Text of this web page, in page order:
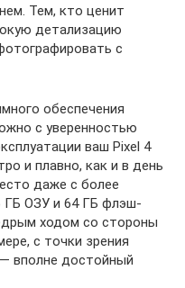
Тем, кто ценит
детализацию
с
обеспечения
с уверенностью
ваш Pixel 4
и плавно, как и в день
даже с более
ГБ ОЗУ и 64 ГБ флэш-
ходом со стороны
с точки зрения
— вполне достойный